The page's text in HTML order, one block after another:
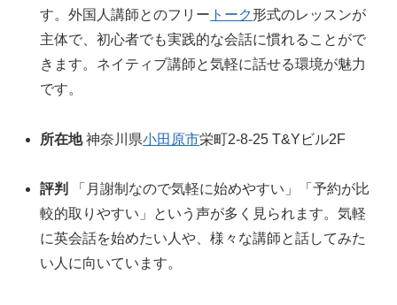
す。外国人講師とのフリー トーク形式のレッスンが
主体で、初心者でも実践的な会話に慣れることがで
きます。ネイティブ講師と気軽に話せる環境が魅力
です。
所在地神奈川県小田原市栄町2-8-25 T&Yビル2F
評判
「月謝制なので気軽に始めやすい」「予約が比
較的取りやすい」という声が多く見られます。気軽
に英会話を始めたい人や、様々な講師と話してみた
い人に向いています。